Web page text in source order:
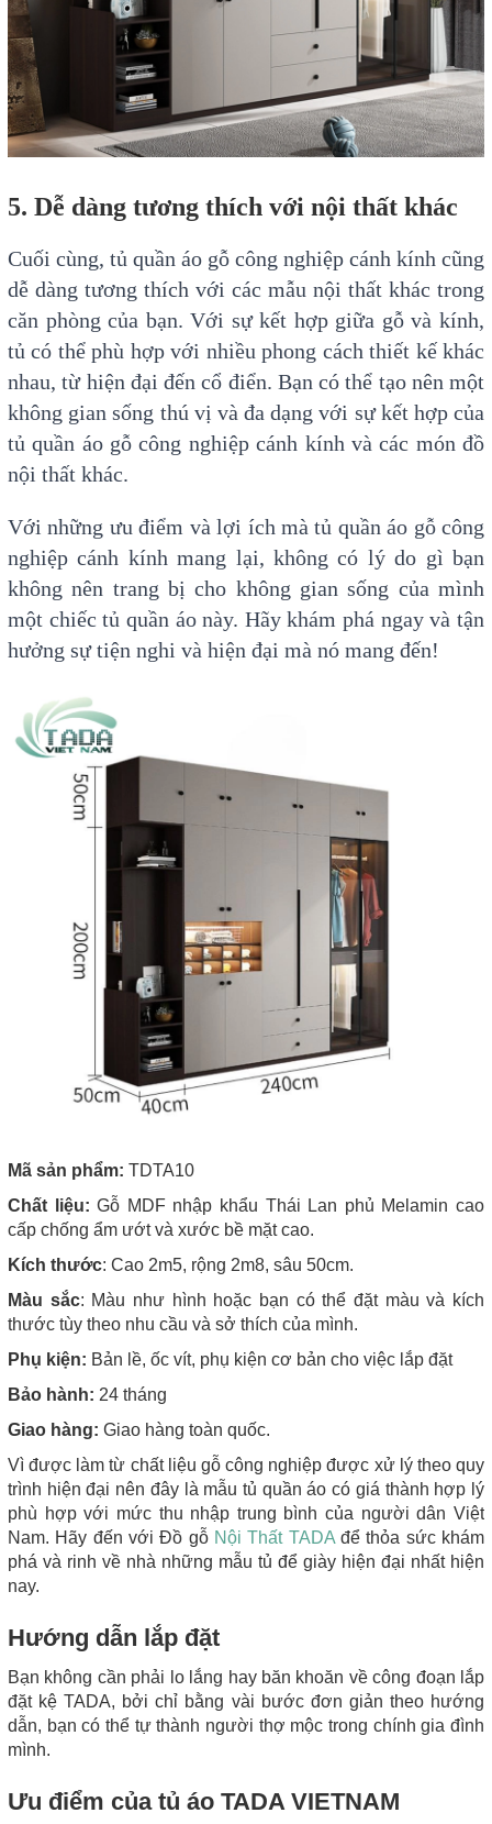
5. Dễ dàng tương thích với nội thất khác
Cuối cùng, tủ quần áo gỗ công nghiệp cánh kính cũng
dễ dàng tương thích với các mẫu nội thất khác trong
căn phòng của bạn. Với sự kết hợp giữa gỗ và kính,
tủ có thể phù hợp với nhiều phong cách thiết kế khác
nhau, từ hiện đại đến cổ điển. Bạn có thể tạo nên một
không gian sống thú vị và đa dạng với sự kết hợp của
tủ quần áo gỗ công nghiệp cánh kính và các món đồ
nội thất khác.
Với những ưu điểm và lợi ích mà tủ quần áo gỗ công
nghiệp cánh kính mang lại, không có lý do gì bạn
không nên trang bị cho không gian sống của mình
một chiếc tủ quần áo này. Hãy khám phá ngay và tận
hưởng sự tiện nghi và hiện đại mà nó mang đến!
Mã sản phẩm: TDTA10
Chất liệu: Gỗ MDF nhập khẩu Thái Lan phủ Melamin cao
cấp chống ẩm ướt và xước bề mặt cao.
Kích thước: Cao 2m5, rộng 2m8, sâu 50cm.
Màu sắc: Màu như hình hoặc bạn có thể đặt màu và kích
thước tùy theo nhu cầu và sở thích của mình.
Phụ kiện: Bản lề, ốc vít, phụ kiện cơ bản cho việc lắp đặt
Bảo hành: 24 tháng
Giao hàng: Giao hàng toàn quốc.
Vì được làm từ chất liệu gỗ công nghiệp được xử lý theo quy
trình hiện đại nên đây là mẫu tủ quần áo có giá thành hợp lý
phù hợp với mức thu nhập trung bình của người dân Việt
Nam. Hãy đến với Đồ gỗ Nội Thất TADA để thỏa sức khám
phá và rinh về nhà những mẫu tủ để giày hiện đại nhất hiện
nay.
Hướng dẫn lắp đặt
Bạn không cần phải lo lắng hay băn khoăn về công đoạn lắp
đặt kệ TADA, bởi chỉ bằng vài bước đơn giản theo hướng
dẫn, bạn có thể tự thành người thợ mộc trong chính gia đình
mình.
Ưu điểm của tủ áo TADA VIETNAM